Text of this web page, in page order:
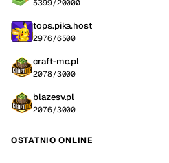
5399/20000
tops.pika.host
2976/6500
craft-mc.pl
2078/3000
blazesv.pl
2076/3000
OSTATNIO ONLINE